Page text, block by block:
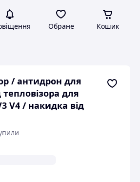
Обране Кошик
/ антидрон для
тепловізора для
V4 / накидка від